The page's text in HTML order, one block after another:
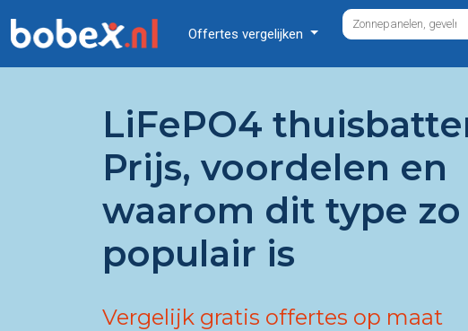
Offertes vergelijken
LiFePO4
Prijs, voordelen en
waarom dit type zo
populair is
Vergelijk gratis offertes op maat